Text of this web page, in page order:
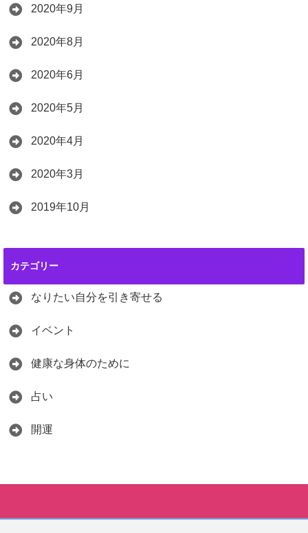
2020年9月
2020年8月
2020年6月
2020年5月
2020年4月
2020年3月
2019年10月
カテゴリー
なりたい自分を引き寄せる
イベント
健康な身体のために
占い
開運